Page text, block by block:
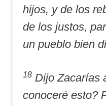
hijos, y de los
de los justos,
un pueblo bien
18 Dijo Zacarías
conoceré esto?